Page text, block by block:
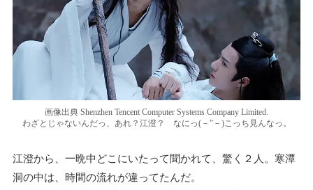
画像出典 Shenzhen Tencent Computer Systems Company Limited.
わざとじゃないんだっ、あれ？江澄？ なにっ(－”－)こっち見んなっ。
江澄から、一晩中どこにいたって聞かれて、驚く２人。寒潭
洞の中は、時間の流れが違ってたんだ。